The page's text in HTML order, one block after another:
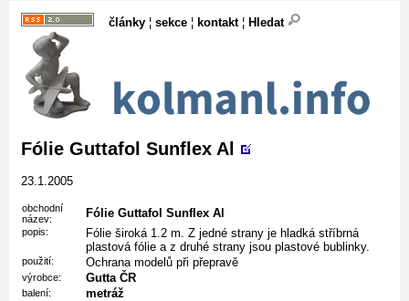
články ¦ sekce ¦ kontakt¦ Hledat
Fólie Guttafol Sunflex Al
23.1.2005
obchodní
název:
Fólie Guttafol Sunflex Al
popis:
Fólie široká 1.2 m. Z jedné strany je hladká stříbrná
plastová fólie a z druhé strany jsou plastové bublinky.
použití: Ochrana modelů při přepravě
výrobce: Gutta ČR
balení: metráž